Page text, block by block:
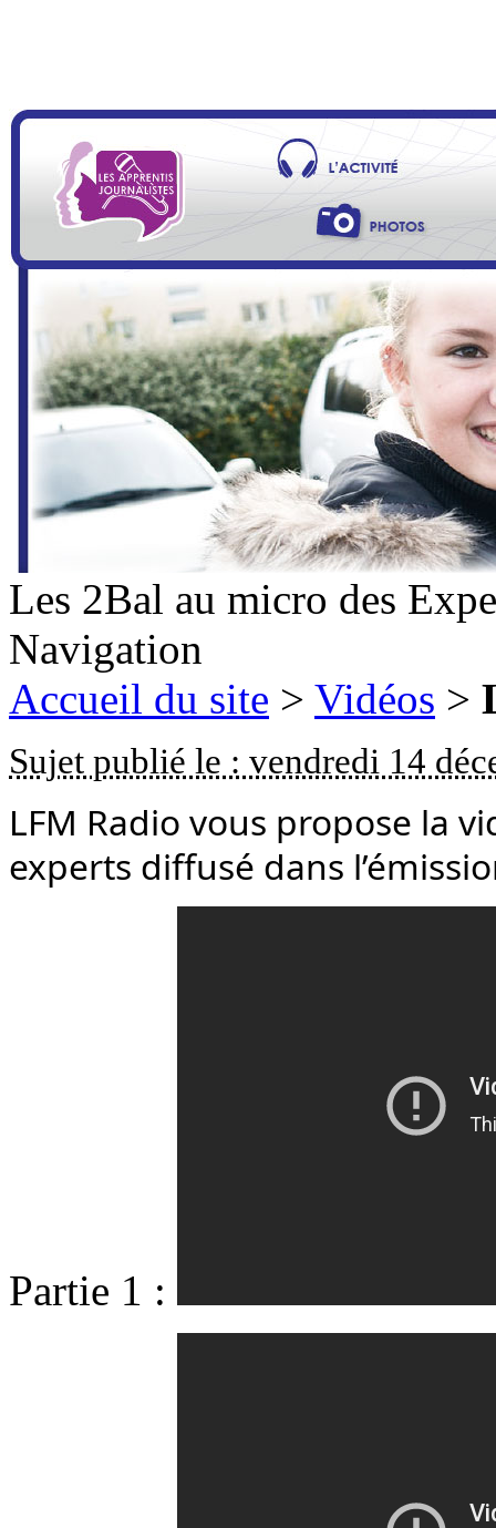
Les 2Bal au micro des
Navigation
Accueil du site > Vidéos >
Sujet publié le : vendredi 14
LFM Radio vous propose la
experts diffusé dans
Partie 1 :